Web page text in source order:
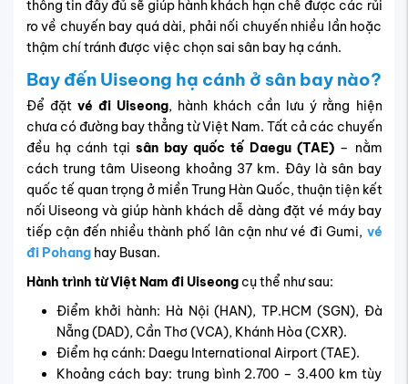
thông tin đầy đủ sẽ giúp hành khách hạn chế được các rủi
ro về chuyến bay quá dài, phải nối chuyến nhiều lần hoặc
thậm chí tránh được việc chọn sai sân bay hạ cánh.
Bay đến Uiseong hạ cánh ở sân bay nào?
Để đặt vé đi Uiseong, hành khách cần lưu ý rằng hiện
chưa có đường bay thẳng từ Việt Nam. Tất cả các chuyến
đều hạ cánh tại sân bay quốc tế Daegu (TAE) – nằm
cách trung tâm Uiseong khoảng 37 km. Đây là sân bay
quốc tế quan trọng ở miền Trung Hàn Quốc, thuận tiện kết
nối Uiseong và giúp hành khách dễ dàng đặt vé máy bay
tiếp cận đến nhiều thành phố lân cận như vé đi Gumi, vé
đi Pohanghay Busan.
Hành trình từ Việt Nam đi Uiseongcụ thể như sau:
Điểm khởi hành: Hà Nội (HAN), TP.HCM (SGN), Đà
Nẵng (DAD), Cần Thơ (VCA), Khánh Hòa (CXR).
Điểm hạ cánh: Daegu International Airport (TAE).
Khoảng cách bay: trung bình 2.700 – 3.400 km tùy